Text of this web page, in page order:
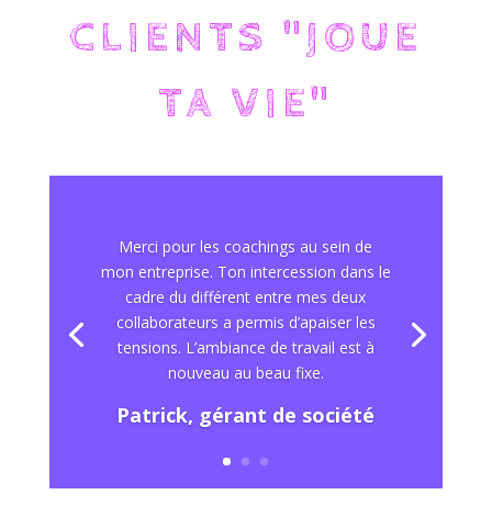
CLIENTS "JOUE
TA VIE"
Le speed coaching de 50 minutes m’a
permis d’avoir confiance en moi, de
développer mes compétences de
manager reconnues aujourd’hui par mes
Aline, manager